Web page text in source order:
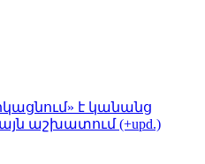
է կանանց
աշխատում (+upd.)